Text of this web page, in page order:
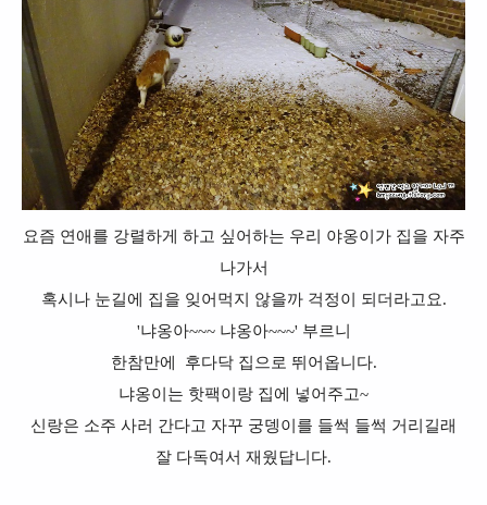
요즘 연애를 강렬하게 하고 싶어하는 우리 야옹이가 집을 자주
나가서
혹시나 눈길에 집을 잊어먹지 않을까 걱정이 되더라고요.
'냐옹아~~~ 냐옹아~~~' 부르니
한참만에 후다닥 집으로 뛰어옵니다.
냐옹이는 핫팩이랑 집에 넣어주고~
신랑은 소주 사러 간다고 자꾸 궁뎅이를 들썩 들썩 거리길래
잘 다독여서 재웠답니다.